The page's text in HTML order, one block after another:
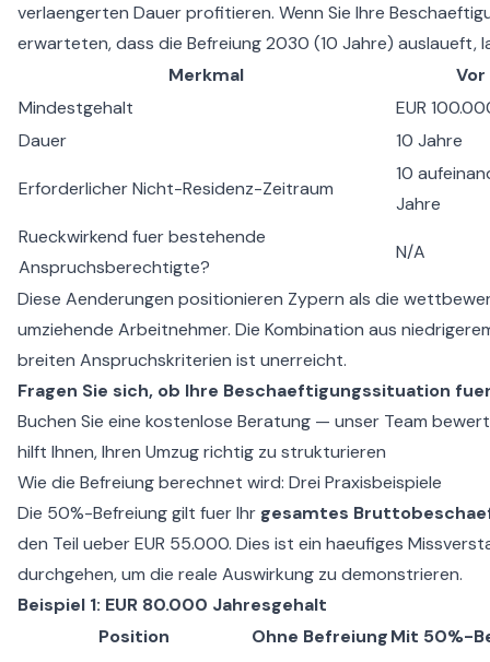
verlaengerten Dauer profitieren. Wenn Sie Ihre
erwarteten, dass die Befreiung 2030 (10 Jahre) auslaueft,
Merkmal
Mindestgehalt
EUR
Dauer
10 Jahre
Erforderlicher Nicht-Residenz-Zeitraum
10
Jahre
Rueckwirkend fuer bestehende
Anspruchsberechtigte?
N/A
Diese Aenderungen positionieren Zypern als die
umziehende Arbeitnehmer. Die Kombination aus
breiten Anspruchskriterien ist unerreicht.
Fragen Sie sich, ob Ihre Beschaeftigungssituation
Buchen Sie eine kostenlose Beratung — unser Team
hilft Ihnen, Ihren Umzug richtig zu strukturieren
Wie die Befreiung berechnet wird: Drei Praxisbeispiele
Die 50%-Befreiung gilt fuer Ihr gesamtes
den Teil ueber EUR 55.000. Dies ist ein haeufiges
durchgehen, um die reale Auswirkung zu demonstrieren.
Beispiel 1: EUR 80.000 Jahresgehalt
Position
Ohne BefreiungMit 50%-